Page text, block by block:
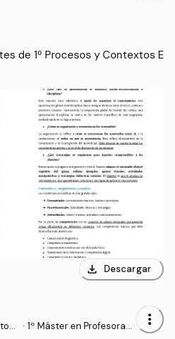
onal y Enseñanzas de Idi
de 1º Procesos y Contextos E
download Descargar
· 1º Máster en Profesorad
more_vert